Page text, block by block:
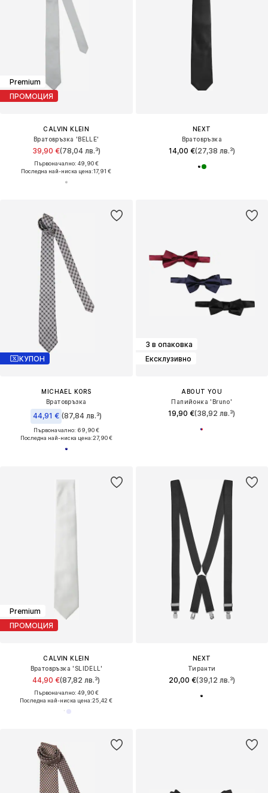
Premium
ПРОМОЦИЯ
CALVIN KLEIN
Вратовръзка 'BELLE'
39,90 €(78,04 лв.³)
Първоначално: 49,90 €
Последна най-ниска цена:17,91 €
NEXT
Вратовръзка
14,00 €(27,38 лв.³)
КУПОН
MICHAEL KORS
Вратовръзка
44,91 € (87,84 лв.³)
Първоначално: 69,90 €
Последна най-ниска цена:27,90 €
3 в опаковка
Ексклузивно
ABOUT YOU
Папийонка 'Bruno'
19,90 €(38,92 лв.³)
Premium
ПРОМОЦИЯ
CALVIN KLEIN
Вратовръзка 'SLIDELL'
44,90 €(87,82 лв.³)
Първоначално: 49,90 €
Последна най-ниска цена:25,42 €
NEXT
Тиранти
20,00 €(39,12 лв.³)